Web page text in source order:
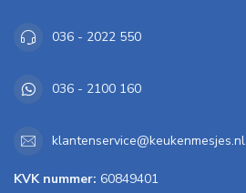
036 - 2022 550
036 - 2100 160
klantenservice@keukenmesjes.nl
KVK nummer: 60849401